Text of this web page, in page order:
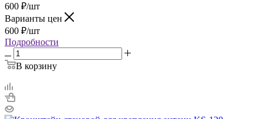
600 ₽/шт
Варианты цен
600 ₽/шт
Подробности
В корзину